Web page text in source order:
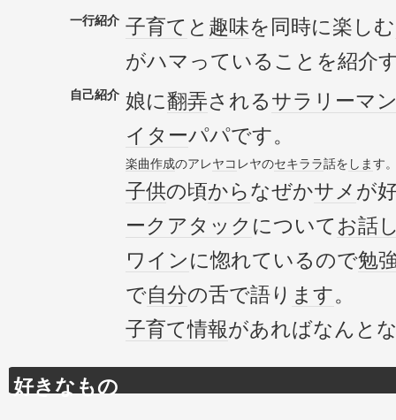
一行紹介 子育て と 趣味を同時に楽しむ
がハマっていることを紹介
自己紹介 娘に翻弄されるサラリーマ
イターパパです。
楽曲作成のアレヤコ レヤのセキララ話を します
子供の頃からなぜかサメ が
ーク アタック についてお話
ワインに惚れているので勉
で自分の舌で語り ます。
子育て情報があればなんと
好きなもの